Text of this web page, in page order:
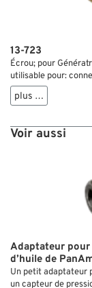
13-723
Écrou; pour
utilisable pour:
laiton; hexagonal;
HD 7634; poids brut:
plus …
Voir aussi
Adaptateur
d’huile de
Un petit adaptateur
un capteur de